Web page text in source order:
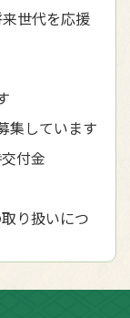
世代を応援
集しています
付金
り扱いにつ